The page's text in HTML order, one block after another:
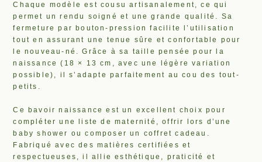
Chaque modèle est cousu artisanalement, ce qui
permet un rendu soigné et une grande qualité. Sa
fermeture par bouton-pression facilite l’utilisation
tout en assurant une tenue sûre et confortable pour
le nouveau-né. Grâce à sa taille pensée pour la
naissance (18 × 13 cm, avec une légère variation
possible), il s’adapte parfaitement au cou des tout-
petits.
Ce bavoir naissance est un excellent choix pour
compléter une liste de maternité, offrir lors d’une
baby shower ou composer un coffret cadeau.
Fabriqué avec des matières certifiées et
respectueuses, il allie esthétique, praticité et